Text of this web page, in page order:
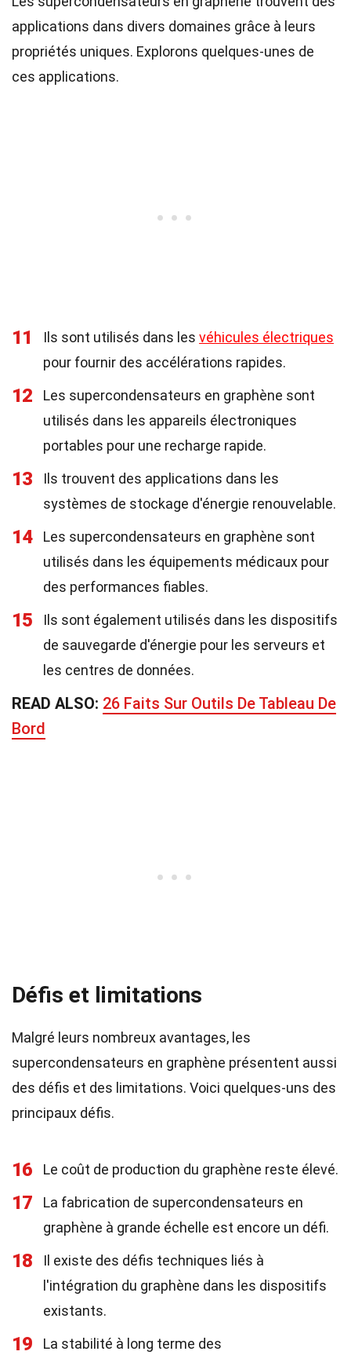
applications dans divers domaines grâce à leurs
propriétés uniques. Explorons quelques-unes de
ces applications.
11 Ils sont utilisés dans les véhicules électriques
pour fournir des accélérations rapides.
12
Les supercondensateurs en graphène sont
utilisés dans les appareils électroniques
portables pour une recharge rapide.
13
Ils trouvent des applications dans les
systèmes de stockage d'énergie renouvelable.
14
Les supercondensateurs en graphène sont
utilisés dans les équipements médicaux pour
des performances fiables.
15
Ils sont également utilisés dans les dispositifs
de sauvegarde d'énergie pour les serveurs et
les centres de données.
READ ALSO: 26 Faits Sur Outils De Tableau De
Bord
Défis et limitations
Malgré leurs nombreux avantages, les
supercondensateurs en graphène présentent aussi
des défis et des limitations. Voici quelques-uns des
principaux défis.
16 Le coût de production du graphène reste élevé.
17
La fabrication de supercondensateurs en
graphène à grande échelle est encore un défi.
18
Il existe des défis techniques liés à
l'intégration du graphène dans les dispositifs
existants.
19
La stabilité à long terme des